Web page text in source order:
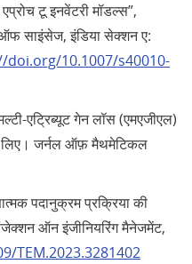
टू इनवेंटरी मॉडल्स”,
साइंसेज, इंडिया सेक्शन ए:
doi.org/10.1007/s40010-
एट्रिब्यूट गेन लॉस (एमएजीएल)
लिए। जर्नल ऑफ़ मैथमेटिकल
पदानुक्रम प्रक्रिया की
ऑन इंजीनियरिंग मैनेजमेंट,
TEM.2023.3281402